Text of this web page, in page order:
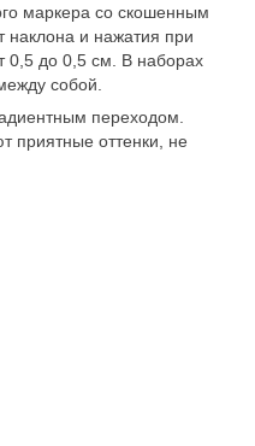
маркера со скошенным
наклона и нажатия при
0,5 до 0,5 см. В наборах
собой.
переходом.
приятные оттенки, не